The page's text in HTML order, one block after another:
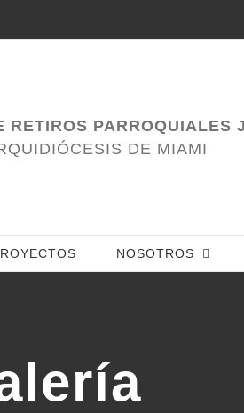
RETIROS PARROQUIALES
DE MIAMI
NOSOTROS